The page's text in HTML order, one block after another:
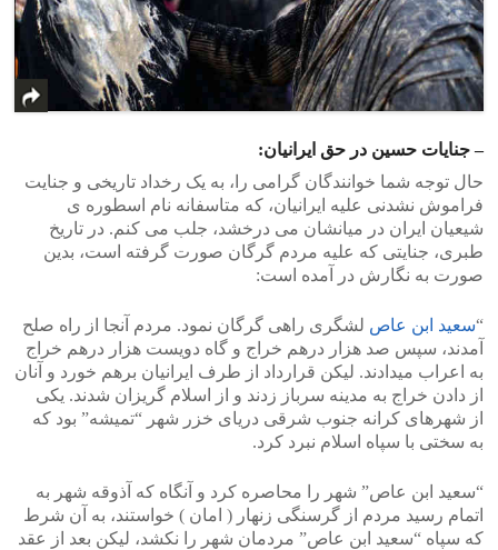
– جنایات حسین در حق ایرانیان:
حال توجه شما خوانندگان گرامی را، به یک رخداد تاریخی و جنایت
فراموش نشدنی علیه ایرانیان، که متاسفانه نام اسطوره ی
شیعیان ایران در میانشان می درخشد، جلب می کنم. در تاریخ
طبری، جنایتی که علیه مردم گرگان صورت گرفته است، بدین
صورت به نگارش در آمده است:
“سعید ابن عاص لشگری راهی گرگان نمود. مردم آنجا از راه صلح
آمدند، سپس صد هزار درهم خراج و گاه دویست هزار درهم خراج
به اعراب میدادند. لیکن قرارداد از طرف ایرانیان برهم خورد و آنان
از دادن خراج به مدینه سرباز زدند و از اسلام گریزان شدند. یکی
از شهرهای کرانه جنوب شرقی دریای خزر شهر “تمیشه” بود که
به سختی با سپاه اسلام نبرد کرد.
“سعید ابن عاص” شهر را محاصره کرد و آنگاه که آذوقه شهر به
اتمام رسید مردم از گرسنگی زنهار ( امان ) خواستند، به آن شرط
که سپاه “سعید ابن عاص” مردمان شهر را نکشد، لیکن بعد از عقد